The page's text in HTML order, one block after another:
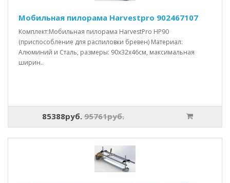
Мобильная пилорама Harvestpro 902467107
Комплект:Мобильная пилорама HarvestPro HP90
(приспособление для распиловки бревен) Материал:
Алюминий и Сталь, размеры: 90x32x46см, максимальная
ширин..
85388руб. 95761руб.